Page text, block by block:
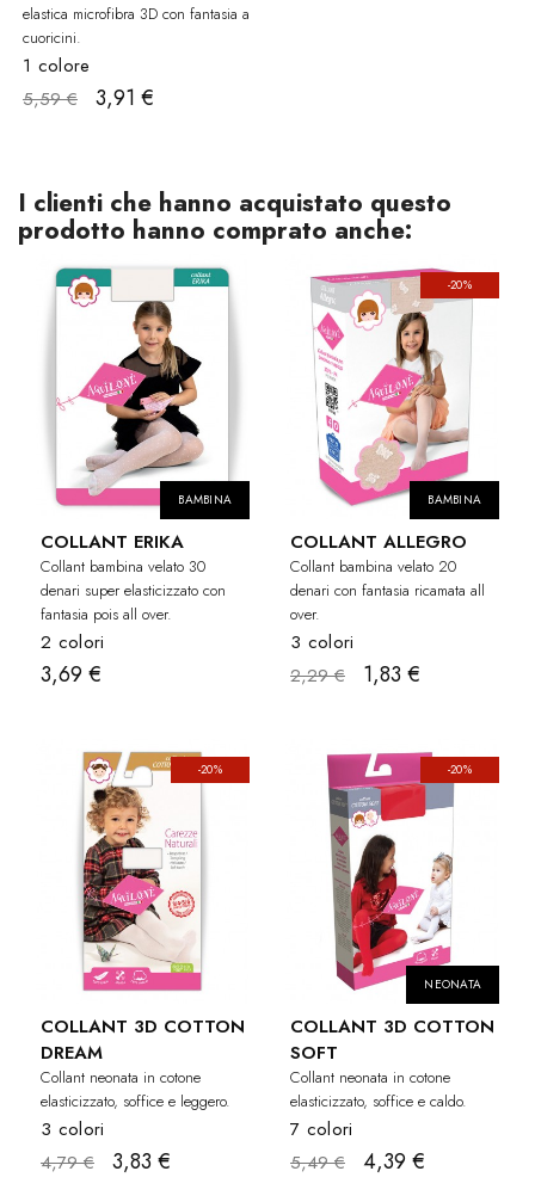
elastica microfibra 3D con fantasia a
cuoricini.
1 colore
5,59 €
3,91 €
I clienti che hanno acquistato questo
prodotto hanno comprato anche:
BAMBINA
COLLANT ERIKA
Collant bambina velato 30
denari super elasticizzato con
fantasia pois all over.
2 colori
3,69 €
-20%
BAMBINA
COLLANT ALLEGRO
Collant bambina velato 20
denari con fantasia ricamata all
over.
3 colori
2,29 €
1,83 €
-20%
COLLANT 3D COTTON
DREAM
Collant neonata in cotone
elasticizzato, soffice e leggero.
3 colori
4,79 €
3,83 €
-20%
NEONATA
COLLANT 3D COTTON
SOFT
Collant neonata in cotone
elasticizzato, soffice e caldo.
7 colori
5,49 €
4,39 €